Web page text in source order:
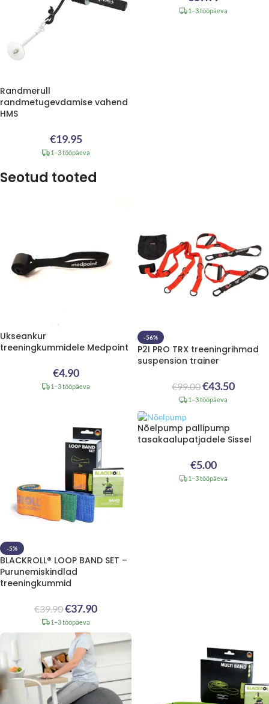
Randmerull
randmetugevdamise vahend
HMS
€19.95
1–3 tööpäeva
1–3 tööpäeva
Seotud tooted
Ukseankur
treeningkummidele Medpoint
€4.90
1–3 tööpäeva
-56%
P2I PRO TRX treeningrihmad
suspension trainer
€99.00€43.50
1–3 tööpäeva
-5%
BLACKROLL® LOOP BAND SET –
Purunemiskindlad
treeningkummid
€39.90€37.90
1–3 tööpäeva
Nõelpump pallipump
tasakaalupatjadele Sissel
€5.00
1–3 tööpäeva